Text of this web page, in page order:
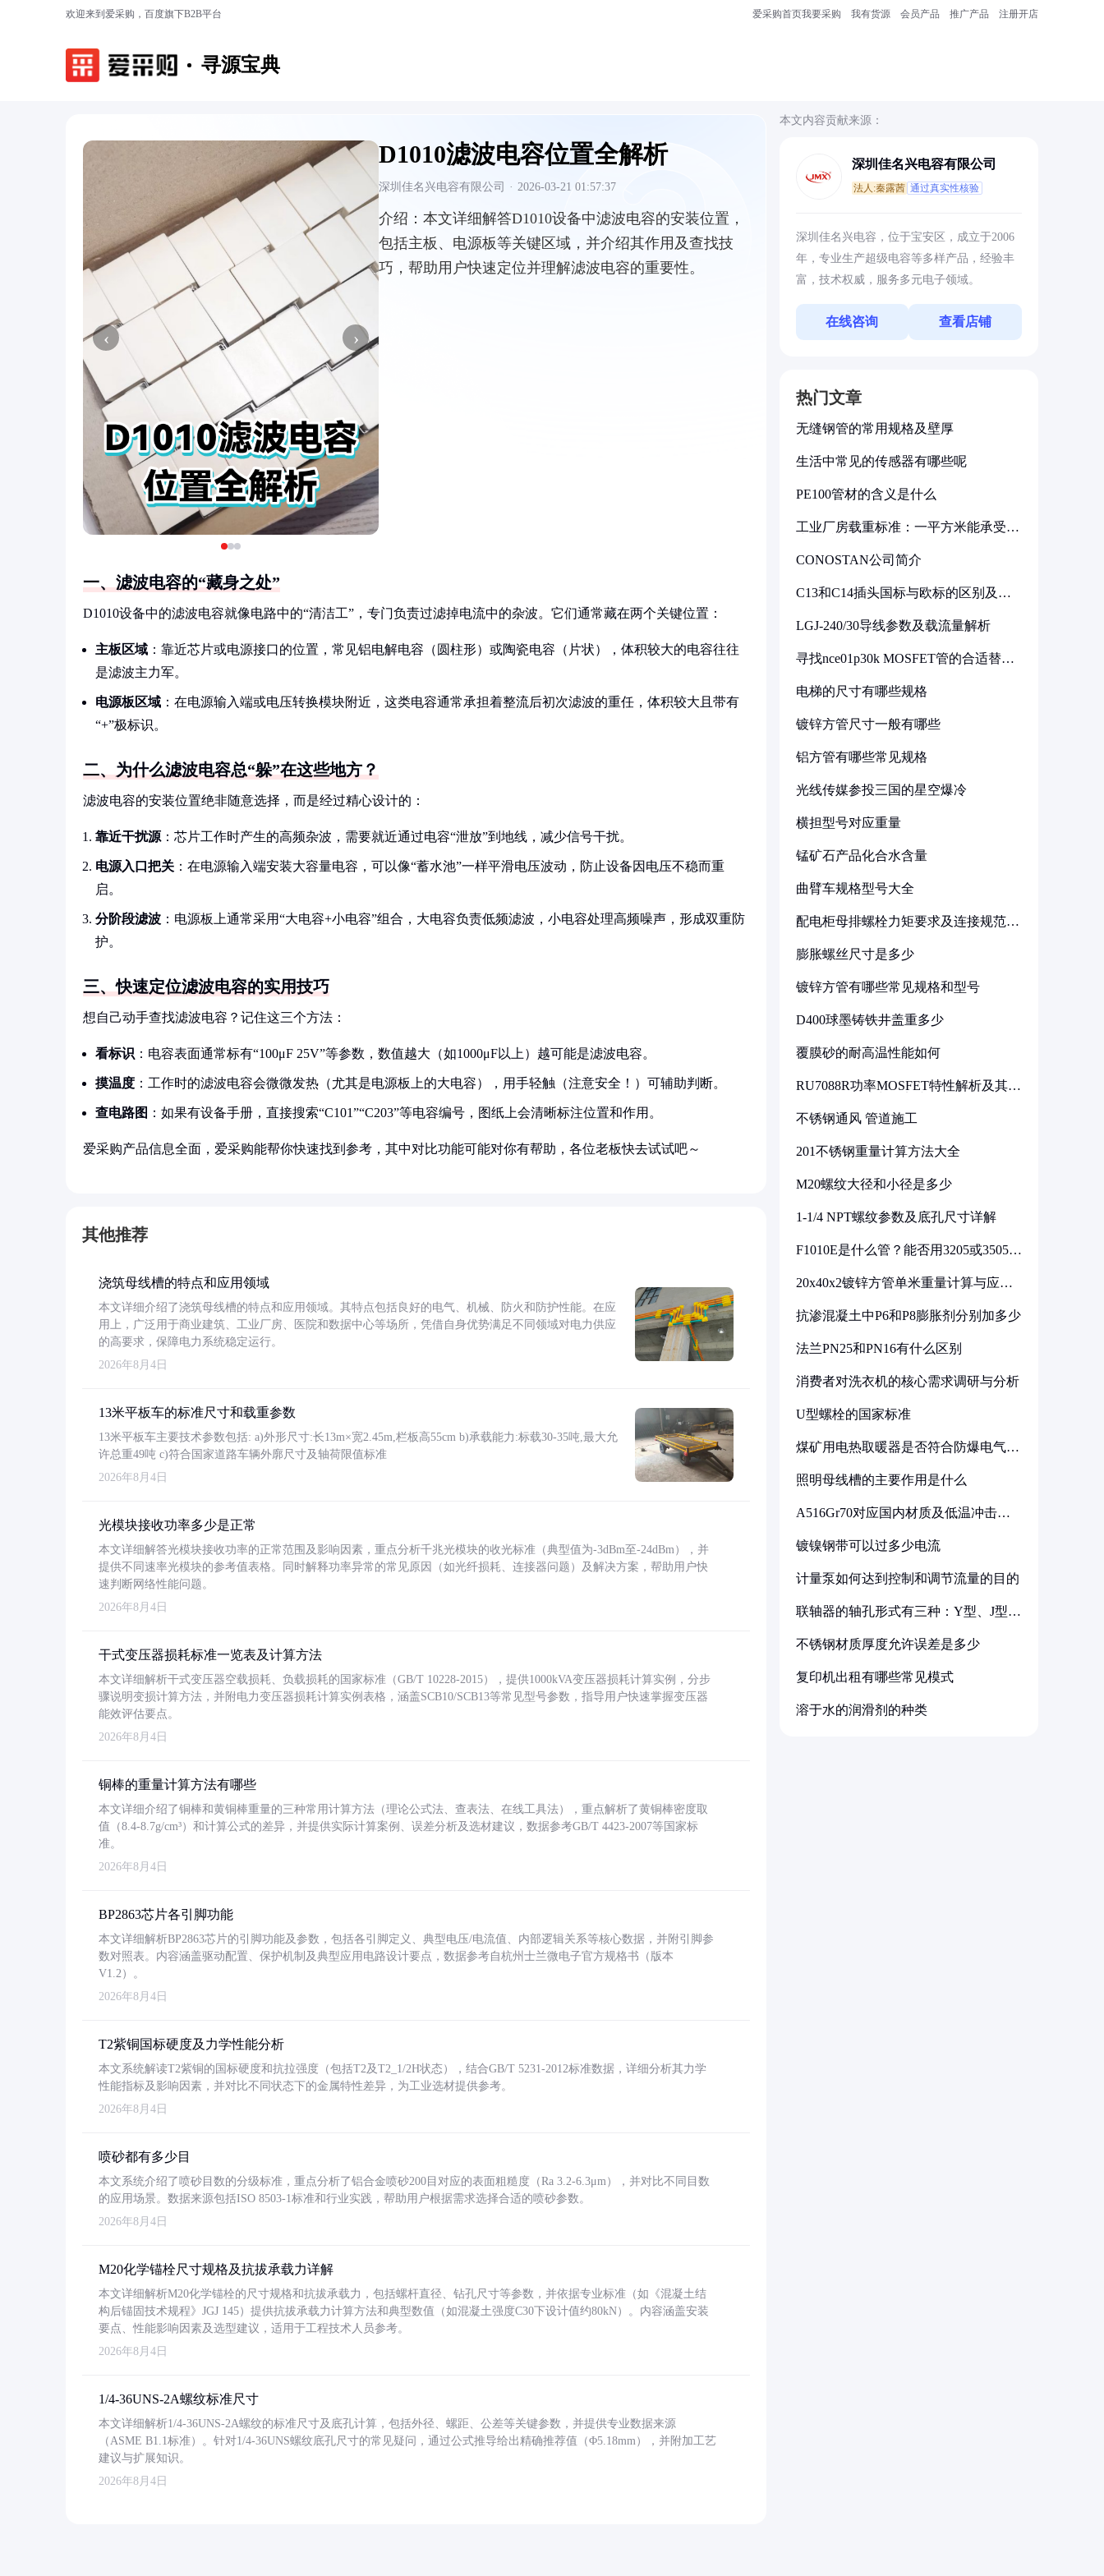
欢迎来到爱采购，百度旗下B2B平台 爱采购首页我要采购 我有货源 会员产品 推广产品 注册开店
寻源宝典
‹ ›
D1010滤波电容位置全解析
深圳佳名兴电容有限公司 · 2026-03-21 01:57:37
介绍： 本文详细解答D1010设备中滤波电容的安装位置，
包括主板、电源板等关键区域，并介绍其作用及查找技
巧，帮助用户快速定位并理解滤波电容的重要性。
一、滤波电容的“藏身之处”
D1010设备中的滤波电容就像电路中的“清洁工”，专门负责过滤掉电流中的杂波。它们通常藏在两个关键位置：
主板区域 ：靠近芯片或电源接口的位置，常见铝电解电容（圆柱形）或陶瓷电容（片状），体积较大的电容往往
是滤波主力军。
电源板区域 ：在电源输入端或电压转换模块附近，这类电容通常承担着整流后初次滤波的重任，体积较大且带有
“+”极标识。
二、为什么滤波电容总“躲”在这些地方？
滤波电容的安装位置绝非随意选择，而是经过精心设计的：
靠近干扰源 ：芯片工作时产生的高频杂波，需要就近通过电容“泄放”到地线，减少信号干扰。
电源入口把关 ：在电源输入端安装大容量电容，可以像“蓄水池”一样平滑电压波动，防止设备因电压不稳而重
启。
分阶段滤波 ：电源板上通常采用“大电容+小电容”组合，大电容负责低频滤波，小电容处理高频噪声，形成双重防
护。
三、快速定位滤波电容的实用技巧
想自己动手查找滤波电容？记住这三个方法：
看标识 ：电容表面通常标有“100μF 25V”等参数，数值越大（如1000μF以上）越可能是滤波电容。
摸温度 ：工作时的滤波电容会微微发热（尤其是电源板上的大电容），用手轻触（注意安全！）可辅助判断。
查电路图 ：如果有设备手册，直接搜索“C101”“C203”等电容编号，图纸上会清晰标注位置和作用。
爱采购产品信息全面，爱采购能帮你快速找到参考，其中对比功能可能对你有帮助，各位老板快去试试吧～
其他推荐
浇筑母线槽的特点和应用领域
本文详细介绍了浇筑母线槽的特点和应用领域。其特点包括良好的电气、机械、防火和防护性能。在应
用上，广泛用于商业建筑、工业厂房、医院和数据中心等场所，凭借自身优势满足不同领域对电力供应
的高要求，保障电力系统稳定运行。
2026年8月4日
13米平板车的标准尺寸和载重参数
13米平板车主要技术参数包括: a)外形尺寸:长13m×宽2.45m,栏板高55cm b)承载能力:标载30-35吨,最大允
许总重49吨 c)符合国家道路车辆外廓尺寸及轴荷限值标准
2026年8月4日
光模块接收功率多少是正常
本文详细解答光模块接收功率的正常范围及影响因素，重点分析千兆光模块的收光标准（典型值为-3dBm至-24dBm），并
提供不同速率光模块的参考值表格。同时解释功率异常的常见原因（如光纤损耗、连接器问题）及解决方案，帮助用户快
速判断网络性能问题。
2026年8月4日
干式变压器损耗标准一览表及计算方法
本文详细解析干式变压器空载损耗、负载损耗的国家标准（GB/T 10228-2015），提供1000kVA变压器损耗计算实例，分步
骤说明变损计算方法，并附电力变压器损耗计算实例表格，涵盖SCB10/SCB13等常见型号参数，指导用户快速掌握变压器
能效评估要点。
2026年8月4日
铜棒的重量计算方法有哪些
本文详细介绍了铜棒和黄铜棒重量的三种常用计算方法（理论公式法、查表法、在线工具法），重点解析了黄铜棒密度取
值（8.4-8.7g/cm³）和计算公式的差异，并提供实际计算案例、误差分析及选材建议，数据参考GB/T 4423-2007等国家标
准。
2026年8月4日
BP2863芯片各引脚功能
本文详细解析BP2863芯片的引脚功能及参数，包括各引脚定义、典型电压/电流值、内部逻辑关系等核心数据，并附引脚参
数对照表。内容涵盖驱动配置、保护机制及典型应用电路设计要点，数据参考自杭州士兰微电子官方规格书（版本
V1.2）。
2026年8月4日
T2紫铜国标硬度及力学性能分析
本文系统解读T2紫铜的国标硬度和抗拉强度（包括T2及T2_1/2H状态），结合GB/T 5231-2012标准数据，详细分析其力学
性能指标及影响因素，并对比不同状态下的金属特性差异，为工业选材提供参考。
2026年8月4日
喷砂都有多少目
本文系统介绍了喷砂目数的分级标准，重点分析了铝合金喷砂200目对应的表面粗糙度（Ra 3.2-6.3μm），并对比不同目数
的应用场景。数据来源包括ISO 8503-1标准和行业实践，帮助用户根据需求选择合适的喷砂参数。
2026年8月4日
M20化学锚栓尺寸规格及抗拔承载力详解
本文详细解析M20化学锚栓的尺寸规格和抗拔承载力，包括螺杆直径、钻孔尺寸等参数，并依据专业标准（如《混凝土结
构后锚固技术规程》JGJ 145）提供抗拔承载力计算方法和典型数值（如混凝土强度C30下设计值约80kN）。内容涵盖安装
要点、性能影响因素及选型建议，适用于工程技术人员参考。
2026年8月4日
1/4-36UNS-2A螺纹标准尺寸
本文详细解析1/4-36UNS-2A螺纹的标准尺寸及底孔计算，包括外径、螺距、公差等关键参数，并提供专业数据来源
（ASME B1.1标准）。针对1/4-36UNS螺纹底孔尺寸的常见疑问，通过公式推导给出精确推荐值（Φ5.18mm），并附加工艺
建议与扩展知识。
2026年8月4日
本文内容贡献来源：
深圳佳名兴电容有限公司
法人:秦露茜 通过真实性核验
深圳佳名兴电容，位于宝安区，成立于2006
年，专业生产超级电容等多样产品，经验丰
富，技术权威，服务多元电子领域。
在线咨询 查看店铺
热门文章
无缝钢管的常用规格及壁厚
生活中常见的传感器有哪些呢
PE100管材的含义是什么
工业厂房载重标准：一平方米能承受多
CONOSTAN公司简介
C13和C14插头国标与欧标的区别及其
LGJ-240/30导线参数及载流量解析
寻找nce01p30k MOSFET管的合适替代
电梯的尺寸有哪些规格
镀锌方管尺寸一般有哪些
铝方管有哪些常见规格
光线传媒参投三国的星空爆冷
横担型号对应重量
锰矿石产品化合水含量
曲臂车规格型号大全
配电柜母排螺栓力矩要求及连接规范详
膨胀螺丝尺寸是多少
镀锌方管有哪些常见规格和型号
D400球墨铸铁井盖重多少
覆膜砂的耐高温性能如何
RU7088R功率MOSFET特性解析及其在
不锈钢通风 管道施工
201不锈钢重量计算方法大全
M20螺纹大径和小径是多少
1-1/4 NPT螺纹参数及底孔尺寸详解
F1010E是什么管？能否用3205或3505代
20x40x2镀锌方管单米重量计算与应用
抗渗混凝土中P6和P8膨胀剂分别加多少
法兰PN25和PN16有什么区别
消费者对洗衣机的核心需求调研与分析
U型螺栓的国家标准
煤矿用电热取暖器是否符合防爆电气设
照明母线槽的主要作用是什么
A516Gr70对应国内材质及低温冲击要
镀镍钢带可以过多少电流
计量泵如何达到控制和调节流量的目的
联轴器的轴孔形式有三种：Y型、J型、
不锈钢材质厚度允许误差是多少
复印机出租有哪些常见模式
溶于水的润滑剂的种类